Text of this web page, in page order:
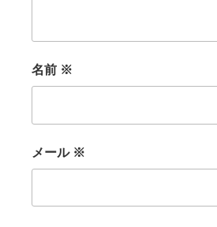
名前 ※
メール ※